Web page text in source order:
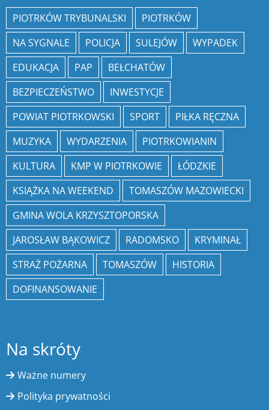
PIOTRKÓW TRYBUNALSKI
PIOTRKÓW
NA SYGNALE
POLICJA SULEJÓW
WYPADEK
EDUKACJA
PAP
BEŁCHATÓW
BEZPIECZEŃSTWO
INWESTYCJE
POWIAT PIOTRKOWSKI
SPORT
PIŁKA RĘCZNA
MUZYKA
WYDARZENIA
PIOTRKOWIANIN
KULTURA
KMP W PIOTRKOWIE
ŁÓDZKIE
KSIĄŻKA NA WEEKEND
TOMASZÓW MAZOWIECKI
GMINA WOLA KRZYSZTOPORSKA
JAROSŁAW BĄKOWICZ
RADOMSKO
KRYMINAŁ
STRAŻ POŻARNA
TOMASZÓW
HISTORIA
DOFINANSOWANIE
Na skróty
Ważne numery
Polityka prywatności